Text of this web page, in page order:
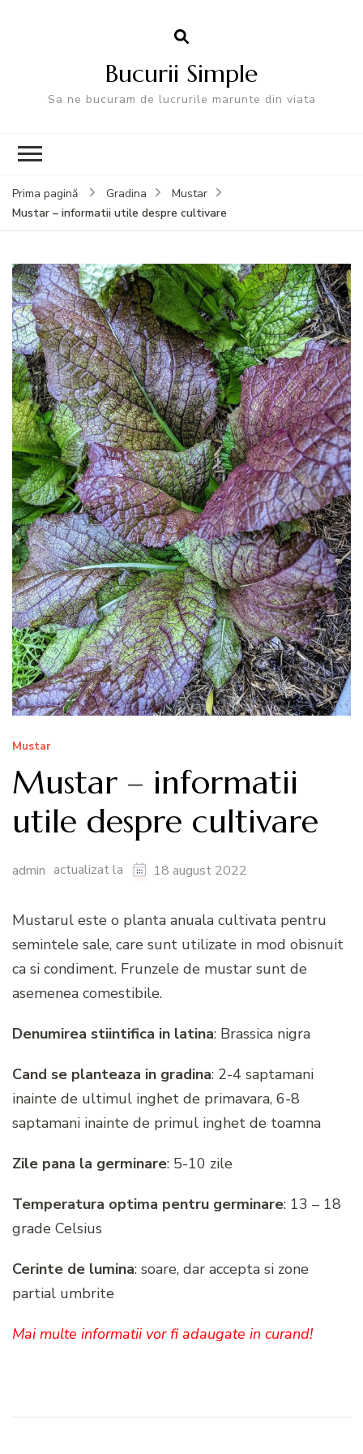
Bucurii Simple
Sa ne bucuram de lucrurile marunte din viata
Prima pagină Gradina
Mustar
Mustar – informatii utile despre cultivare
Mustar
Mustar – informatii
utile despre cultivare
admin actualizat la 18 august 2022
Mustarul este o planta anuala cultivata pentru
semintele sale, care sunt utilizate in mod obisnuit
ca si condiment. Frunzele de mustar sunt de
asemenea comestibile.
Denumirea stiintifica in latina: Brassica nigra
Cand se planteaza in gradina: 2-4 saptamani
inainte de ultimul inghet de primavara, 6-8
saptamani inainte de primul inghet de toamna
Zile pana la germinare: 5-10 zile
Temperatura optima pentru germinare: 13 – 18
grade Celsius
Cerinte de lumina: soare, dar accepta si zone
partial umbrite
Mai multe informatii vor fi adaugate in curand!